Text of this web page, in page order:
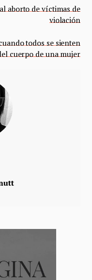
aborto de víctimas de
violación
todos se sienten
cuerpo de una mujer